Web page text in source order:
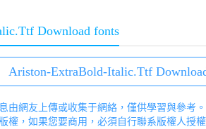
Download fonts
Ariston-ExtraBold-Italic.Ttf
由網友上傳或收集于網絡，僅供學習與參考
權，如果您要商用，必須自行聯系版權人授